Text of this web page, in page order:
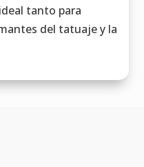
tanto para
del tatuaje y la